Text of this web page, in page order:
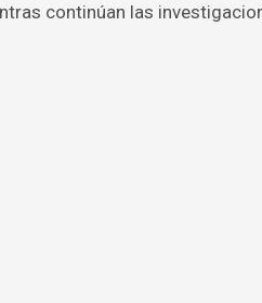
continúan las